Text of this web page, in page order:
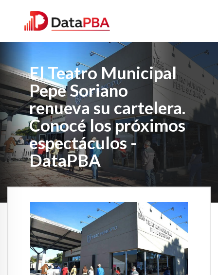
El Teatro Municipal
Pepe Soriano
renueva su cartelera.
Conocé los próximos
espectáculos -
DataPBA